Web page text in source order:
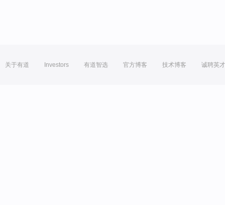
关于有道 Investors 有道智选 官方博客 技术博客 诚聘英才